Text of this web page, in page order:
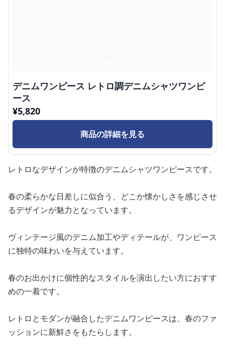
デニムワンピース レトロ調デニムシャツワンピ
ース
¥5,820
商品の詳細を見る
レトロなデザインが特徴のデニムシャツワンピースです。
春の柔らかな日差しに似合う、どこか懐かしさを感じさせ
るデザインが魅力となっています。
ヴィンテージ風のデニム加工やディテールが、ワンピース
に独特の味わいを与えています。
春のお出かけに個性的なスタイルを演出したい方におすす
めの一着です。
レトロとモダンが融合したデニムワンピースは、春のファ
ッションに新鮮さをもたらします。